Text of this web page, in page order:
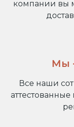
компании вы
Мы
Все наши